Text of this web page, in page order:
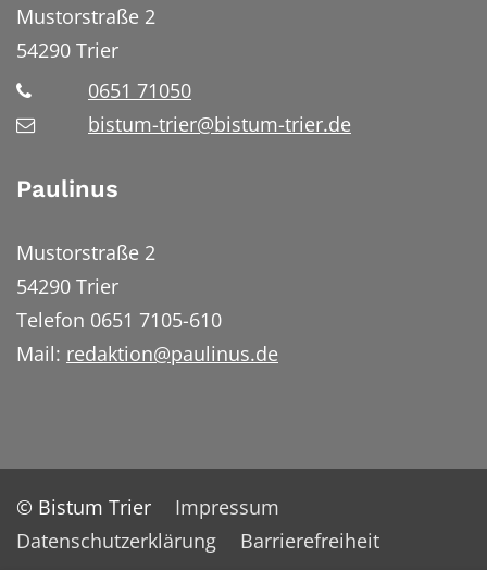
Mustorstraße 2
54290 Trier
0651 71050
bistum-trier@bistum-trier.de
Paulinus
Mustorstraße 2
54290 Trier
Telefon 0651 7105-610
Mail: redaktion@paulinus.de
© Bistum Trier
Impressum
Datenschutzerklärung
Barrierefreiheit